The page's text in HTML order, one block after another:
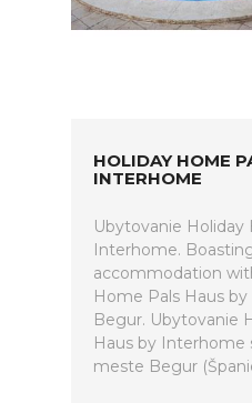
HOLIDAY HOME
INTERHOME
Ubytovanie Holiday
Interhome.
accommodation
Home Pals Haus
Begur. Ubytovanie
Haus by Interhome
meste Begur